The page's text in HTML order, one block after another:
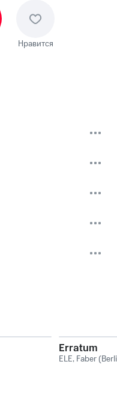
Нравится
Erratum
ELE, Faber